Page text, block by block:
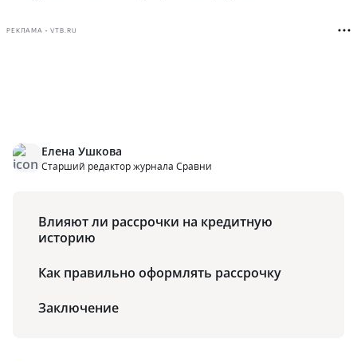
РЕКЛАМА • VTB.RU
Елена Ушкова
Старший редактор журнала Сравни
Влияют ли рассрочки на кредитную
историю
Как правильно оформлять рассрочку
Заключение